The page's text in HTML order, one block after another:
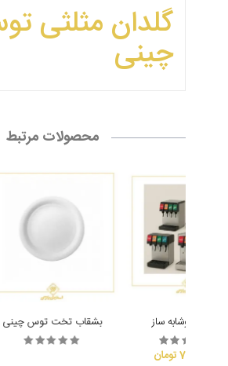
گلدان مثلثی
چینی
محصولات مرتبط
دستگاه نوشابه ساز
70,000,000 تومان
بشقاب تخت توس چینی